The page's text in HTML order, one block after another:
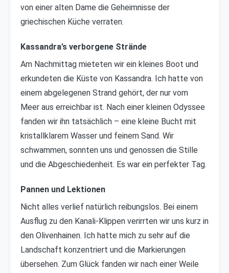
von einer alten Dame die Geheimnisse der
griechischen Küche verraten.
Kassandra’s verborgene Strände
Am Nachmittag mieteten wir ein kleines Boot und
erkundeten die Küste von Kassandra. Ich hatte von
einem abgelegenen Strand gehört, der nur vom
Meer aus erreichbar ist. Nach einer kleinen Odyssee
fanden wir ihn tatsächlich – eine kleine Bucht mit
kristallklarem Wasser und feinem Sand. Wir
schwammen, sonnten uns und genossen die Stille
und die Abgeschiedenheit. Es war ein perfekter Tag.
Pannen und Lektionen
Nicht alles verlief natürlich reibungslos. Bei einem
Ausflug zu den Kanali-Klippen verirrten wir uns kurz in
den Olivenhainen. Ich hatte mich zu sehr auf die
Landschaft konzentriert und die Markierungen
übersehen. Zum Glück fanden wir nach einer Weile